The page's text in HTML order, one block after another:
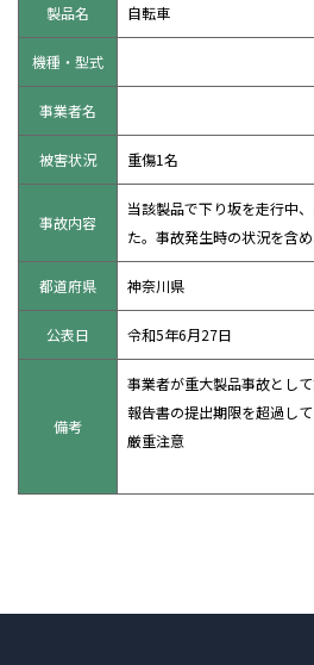
製品名 自転車
機種・型式
事業者名
被害状況 重傷1名
事故内容
当該製品で下り坂を走行中
た。事故発生時の状況を含
都道府県 神奈川県
公表日 令和5年6月27日
備考
事業者が重大製品事故とし
報告書の提出期限を超過し
厳重注意